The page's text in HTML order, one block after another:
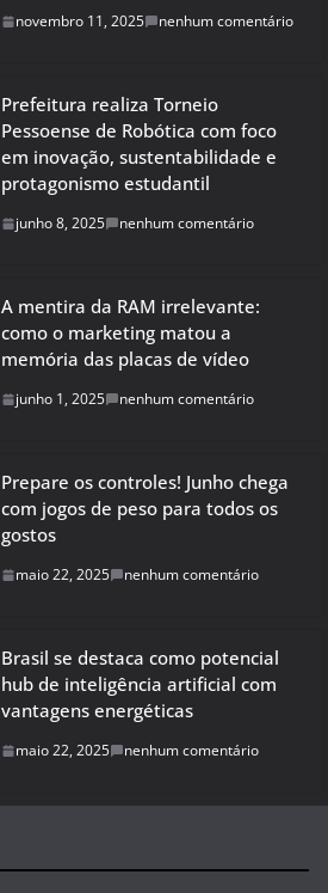
novembro 11, 2025 nenhum comentário
Prefeitura realiza Torneio
Pessoense de Robótica com foco
em inovação, sustentabilidade e
protagonismo estudantil
junho 8, 2025 nenhum comentário
A mentira da RAM irrelevante:
como o marketing matou a
memória das placas de vídeo
junho 1, 2025 nenhum comentário
Prepare os controles! Junho chega
com jogos de peso para todos os
gostos
maio 22, 2025 nenhum comentário
Brasil se destaca como potencial
hub de inteligência artificial com
vantagens energéticas
maio 22, 2025 nenhum comentário